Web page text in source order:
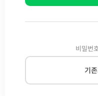
비밀번
기